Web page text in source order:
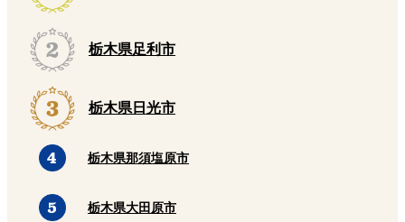
栃木県足利市
栃木県日光市
栃木県那須塩原市
栃木県大田原市